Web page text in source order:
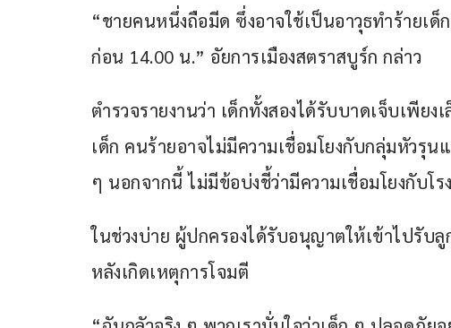
“ชายคนหนึ่งถือมีด ซึ่งอาจใช้เป็นอาวุธทำร้ายเ
ก่อน 14.00 น.” อัยการเมืองสตราสบูร์ก กล่าว
ตำรวจรายงานว่า เด็กทั้งสองได้รับบาดเจ็บเพีย
เด็ก คนร้ายอาจไม่มีความเชื่อมโยงกับกลุ่มหัวรุ
ๆ นอกจากนี้ ไม่มีข้อบ่งชี้ว่ามีความเชื่อมโยงกับโร
ในช่วงบ่าย ผู้ปกครองได้รับอนุญาตให้เข้าไปรับ
หลังเกิดเหตุการโจมตี